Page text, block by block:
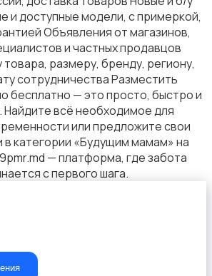
и доступные модели, с примеркой,
Объявления от магазинов,
и частных продавцов
размеру, бренду, региону,
сотрудничества Разместить
бесплатно — это просто, быстро и
всё необходимое для
или предложите свои
в категории «Будущим мамам» на
— платформа, где забота
с первого шага.